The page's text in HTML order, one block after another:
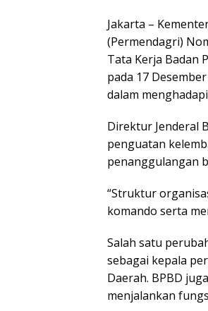
Jakarta –
(Permendagri)
Tata Kerja Badan
pada 17
dalam
Direktur Jenderal
penguatan
penanggulangan
“Struktur
komando serta
Salah satu
sebagai kepala
Daerah. BPBD
menjalankan